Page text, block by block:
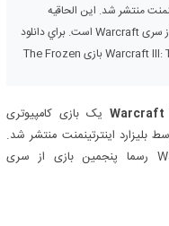
بلیزارد اینترتینمنت منتشر شد. این الحاقیه
Warcraft III: Reign of Chaos رسما پنجمین بازی از سری Warcraft است. براي دانلود
ترینر اينجا کليک کنيد ترینر بازی Warcraft III: The Frozen Throne بازی The Frozen
یک بازی کامپیوتری
بلادرنگ است که در 1 ژوئیه 2003 توسط بلیزارد اینترتینمنت منتشر شد.
این الحاقیه Warcraft III: Reign of Chaos رسما پنجمین بازی از سری